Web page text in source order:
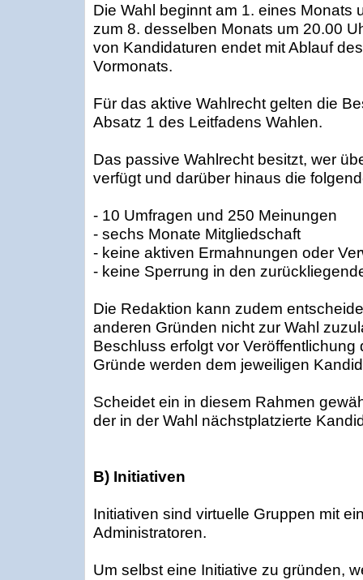
Die Wahl beginnt am 1. eines Monats
zum 8. desselben Monats um 20.00
von Kandidaturen endet mit Ablauf
Vormonats.
Für das aktive Wahlrecht gelten die
Absatz 1 des Leitfadens Wahlen.
Das passive Wahlrecht besitzt, wer
verfügt und darüber hinaus die
- 10 Umfragen und 250 Meinungen
- sechs Monate Mitgliedschaft
- keine aktiven Ermahnungen oder
- keine Sperrung in den
Die Redaktion kann zudem
anderen Gründen nicht zur Wahl
Beschluss erfolgt vor Veröffentlichung
Gründe werden dem jeweiligen
Scheidet ein in diesem Rahmen
der in der Wahl nächstplatzierte
B) Initiativen
Initiativen sind virtuelle Gruppen mit
Administratoren.
Um selbst eine Initiative zu gründen,